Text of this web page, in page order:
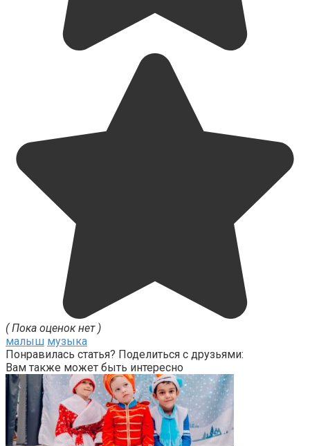
( Пока оценок нет )
малыш музыка
Понравилась статья? Поделиться с друзьями:
Вам также может быть интересно